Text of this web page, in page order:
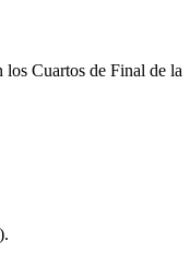
los Cuartos de Final de la